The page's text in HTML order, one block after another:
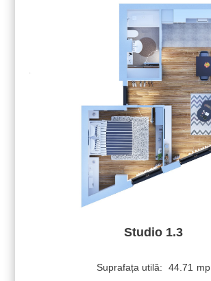
Studio 1.3
Suprafața utilă: 44.71 mp